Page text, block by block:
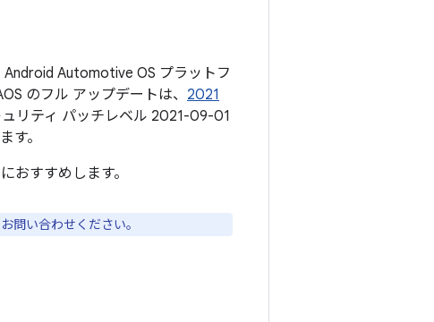
Automotive OS プラットフ
のフル アップデートは、 2021
リティ パッチレベル 2021-09-01
す。
おすすめします。
問い合わせください。